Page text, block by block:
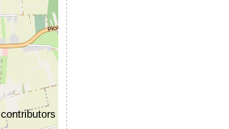
contributors